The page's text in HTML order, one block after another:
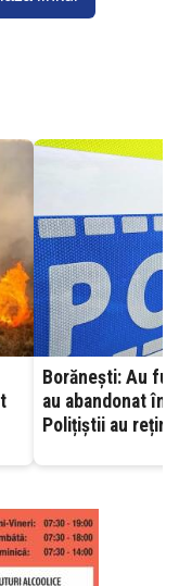
Borănești: Au
au abandonat în
Polițiștii au